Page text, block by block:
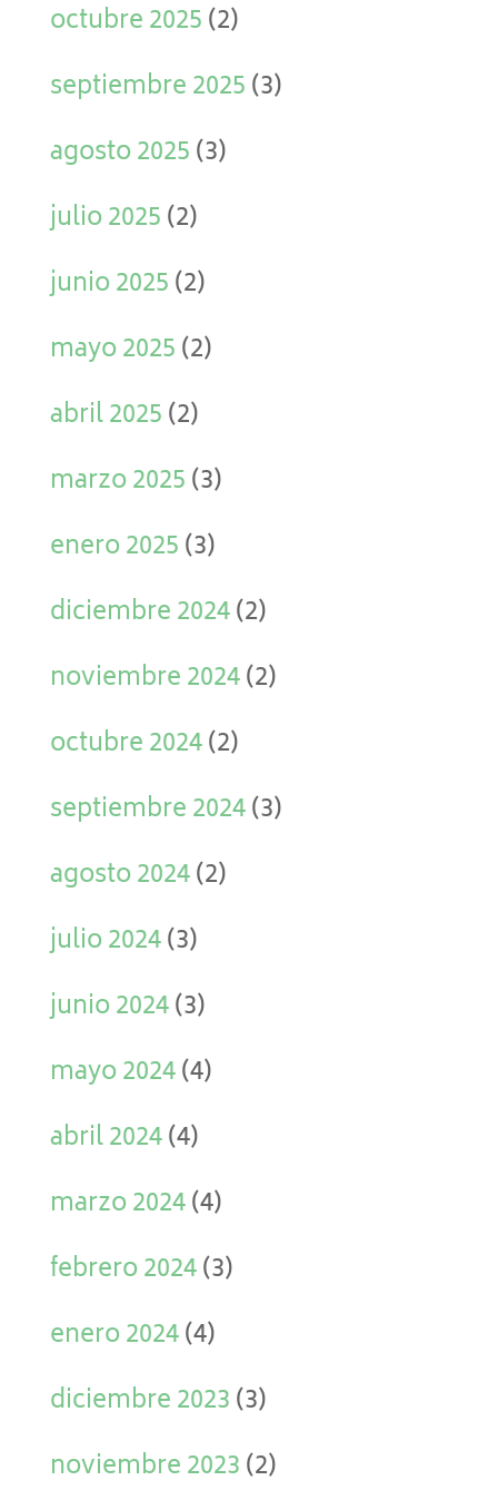
octubre 2025(2)
septiembre 2025(3)
agosto 2025(3)
julio 2025(2)
junio 2025(2)
mayo 2025(2)
abril 2025(2)
marzo 2025(3)
enero 2025(3)
diciembre 2024(2)
noviembre 2024(2)
octubre 2024(2)
septiembre 2024(3)
agosto 2024(2)
julio 2024(3)
junio 2024(3)
mayo 2024(4)
abril 2024(4)
marzo 2024(4)
febrero 2024(3)
enero 2024(4)
diciembre 2023(3)
noviembre 2023(2)